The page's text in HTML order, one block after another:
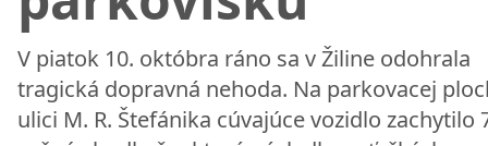
V piatok 10. októbra ráno sa v Žiline odohrala
tragická dopravná nehoda. Na parkovacej
ulici M. R. Štefánika cúvajúce vozidlo zachytilo